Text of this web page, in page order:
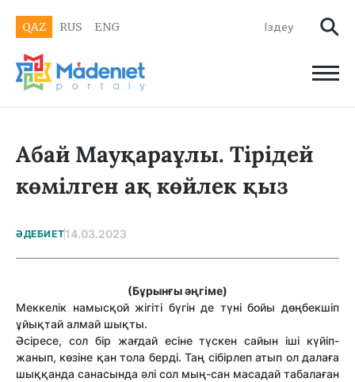
QAZ RUS ENG
Абай Мауқараұлы. Тірідей
көмілген ақ көйлек қыз
ӘДЕБИЕТ14.03.2023
(Бұрынғы әңгіме)
Меккелік намысқой жігіті бүгін де түні бойы дөңбекшіп
ұйықтай алмай шықты.
Әсіресе, сол бір жағдай есіне түскен сайын іші күйіп-
жанып, көзіне қан тола берді. Таң сібірлеп атып ол далаға
шыққанда санасында әлі сол мың-сан масадай табалаған